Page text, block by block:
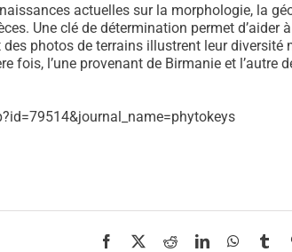
actuelles sur la morphologie, la
Une clé de détermination permet d’aider
photos de terrains illustrent leur diversité
fois, l’une provenant de Birmanie et l’autre
Facebook
X RedditLinkedIn